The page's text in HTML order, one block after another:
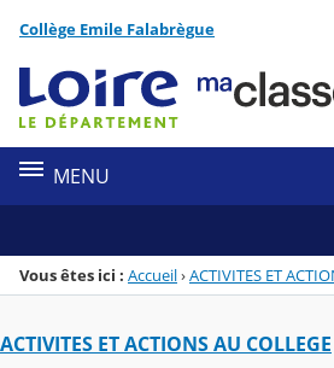
Menu de la rubrique
Contenu
Collège Emile Falabrègue
MENU
Vous êtes ici : Accueil›ACTIVITES ET
ACTIVITES ET ACTIONS AU COLLEGE